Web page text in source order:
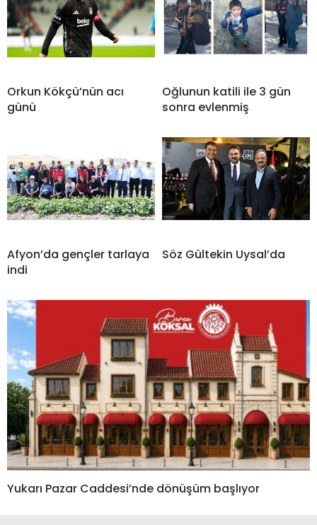
Orkun Kökçü’nün acı
günü
Oğlunun katili ile 3 gün
sonra evlenmiş
Afyon’da gençler tarlaya
indi
Söz Gültekin Uysal’da
Yukarı Pazar Caddesi’nde dönüşüm başlıyor